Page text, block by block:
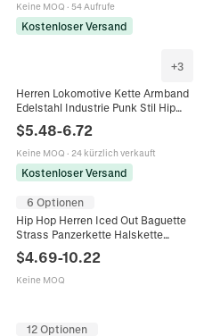
Keine MOQ · 54 Aufrufe
Kostenloser Versand
+3
Herren Lokomotive Kette Armband
Edelstahl Industrie Punk Stil Hip
Poliertes Accessoire
$5.48-6.72
Keine MOQ · 24 kürzlich verkauft
Kostenloser Versand
6 Optionen
Hip Hop Herren Iced Out Baguette
Strass Panzerkette Halskette
Streetwear Schmuck Zubehör
$4.69-10.22
Keine MOQ
12 Optionen